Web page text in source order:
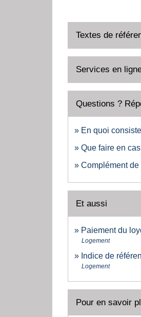
Textes de
Services en
Questions ?
En quoi
Que faire en
Complément
Et aussi
Paiement du
Logement
Indice de
Logement
Pour en savoir